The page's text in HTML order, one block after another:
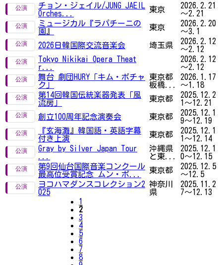
チョン・ジェイル/JUNG JAEIL
Orches...
東京
2026.2.21
～2.21
ミュージカル『ラパチーニの
園』
東京
2026.2.20
～3.1
2026日韓国際交流音楽会
埼玉県
2026.2.12
～2.12
Tokyo Nikikai Opera Theat
r...
2026.2.12
～2.12
舞台 劇団HURY「キム・ボチャ
ク」
東京都
板橋...
2026.1.17
～1.18
第14回韓国伝統楽器発表「風
流房」
東京都
2025.12.2
1～12.21
創立100周年記念演奏会
東京都
2025.12.1
9～12.19
『玄海灘』韓国語・英語字幕
付き上演
東京都
2025.12.1
1～12.14
Gray by Silver Japan Tour
沖縄県
と東...
2025.12.1
0～12.15
第9回仙台国際音楽コンクール
最高位受賞記念 ムン・ボ...
東京都
2025.12.5
～12.5
ヨコハマダンスコレクション2
025
神奈川
県
2025.11.2
7～12.13
1
2
3
4
5
6
7
8